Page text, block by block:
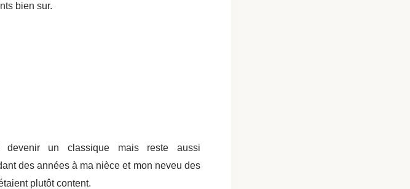
bien sur.
un classique mais reste aussi
des années à ma nièce et mon neveu des
plutôt content.